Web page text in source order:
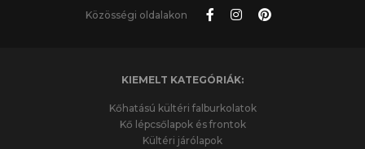
Közösségi oldalakon
KIEMELT KATEGÓRIÁK:
Kőhatású kültéri falburkolatok
Kő lépcsőlapok és frontok
Kültéri járólapok